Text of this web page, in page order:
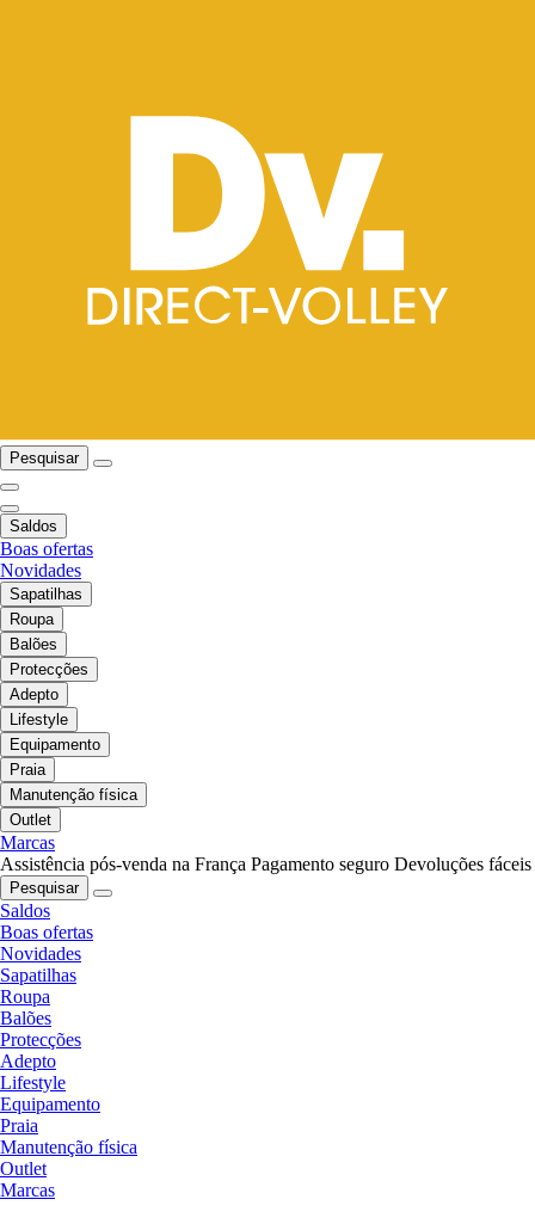
Pesquisar
Saldos
Boas ofertas
Novidades
Sapatilhas
Roupa
Balões
Protecções
Adepto
Lifestyle
Equipamento
Praia
Manutenção física
Outlet
Marcas
Assistência pós-venda na França Pagamento seguro Devoluções fáceis
Pesquisar
Saldos
Boas ofertas
Novidades
Sapatilhas
Roupa
Balões
Protecções
Adepto
Lifestyle
Equipamento
Praia
Manutenção física
Outlet
Marcas